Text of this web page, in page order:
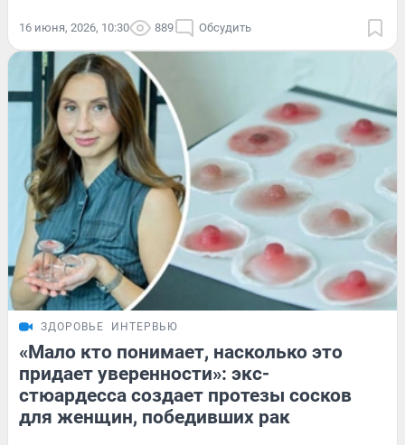
16 июня, 2026, 10:30 889 Обсудить
ЗДОРОВЬЕ ИНТЕРВЬЮ
«Мало кто понимает, насколько это
придает уверенности»: экс-
стюардесса создает протезы сосков
для женщин, победивших рак